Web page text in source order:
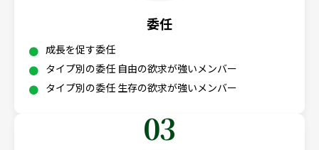
委任
成長を促す委任
タイプ別の委任 自由の欲求が強いメンバー
タイプ別の委任 生存の欲求が強いメンバー
03